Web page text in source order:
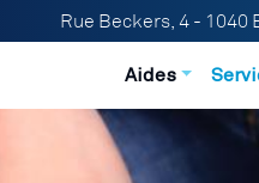
Rue Beckers, 4 - 1040
Navigation
Aides